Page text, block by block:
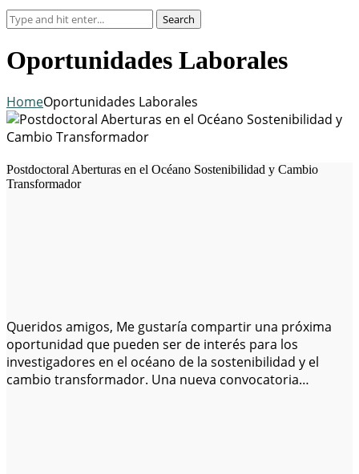
Search
Search
Oportunidades Laborales
HomeOportunidades Laborales
Postdoctoral Aberturas en el Océano Sostenibilidad y Cambio
Transformador
Queridos amigos, Me gustaría compartir una próxima
oportunidad que pueden ser de interés para los
investigadores en el océano de la sostenibilidad y el
cambio transformador. Una nueva convocatoria